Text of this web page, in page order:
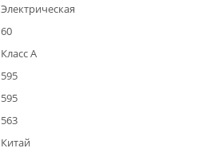
Электрическая
60
Класс А
595
595
563
Китай